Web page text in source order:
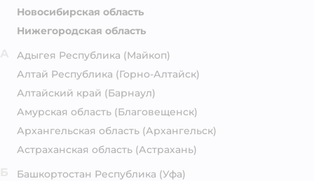
Новосибирская область
Нижегородская область
Адыгея Республика (Майкоп)
Алтай Республика (Горно-Алтайск)
Алтайский край (Барнаул)
Амурская область (Благовещенск)
Архангельская область (Архангельск)
Астраханская область (Астрахань)
Башкортостан Республика (Уфа)